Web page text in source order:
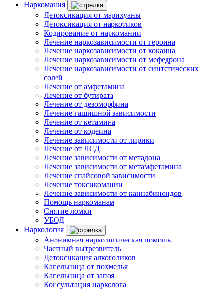
Наркомания
Детоксикация от марихуаны
Детоксикация от наркотиков
Кодирование от наркомании
Лечение наркозависимости от героина
Лечение наркозависимости от кокаина
Лечение наркозависимости от мефедрона
Лечение наркозависимости от синтетических
солей
Лечение от амфетамина
Лечение от бутирата
Лечение от дезоморфина
Лечение гашишной зависимости
Лечение от кетамина
Лечение от кодеина
Лечение зависимости от лирики
Лечение от ЛСД
Лечение зависимости от метадона
Лечение зависимости от метамфетамина
Лечение спайсовой зависимости
Лечение токсикомании
Лечение зависимости от каннабиноидов
Помощь наркоманам
Снятие ломки
УБОД
Наркология
Анонимная наркологическая помощь
Частный вытрезвитель
Детоксикация алкоголиков
Капельница от похмелья
Капельница от запоя
Консультация нарколога